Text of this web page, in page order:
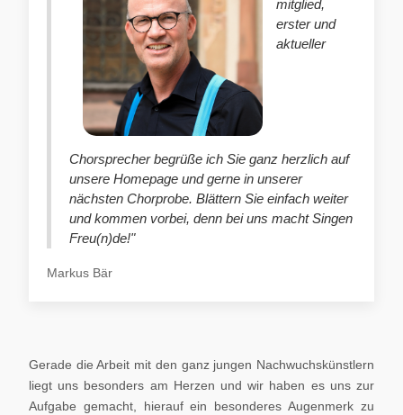
mitglied,
erster und
aktueller
Chorsprecher begrüße ich Sie ganz herzlich auf
unsere Homepage und gerne in unserer
nächsten Chorprobe. Blättern Sie einfach weiter
und kommen vorbei, denn bei uns macht Singen
Freu(n)de!"
Markus Bär
Gerade die Arbeit mit den ganz jungen Nachwuchskünstlern
liegt uns besonders am Herzen und wir haben es uns zur
Aufgabe gemacht, hierauf ein besonderes Augenmerk zu